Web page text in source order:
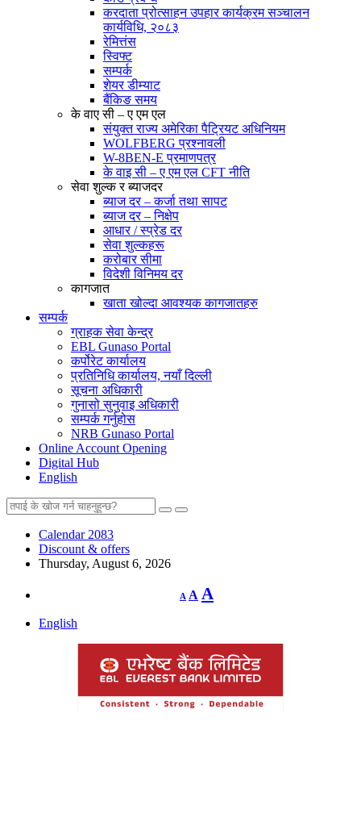
करदाता प्रोत्साहन उपहार कार्यक्रम सञ्चालन
कार्यविधि, २०८३
रेमित्तंस
स्विफ्ट
सम्पर्क
शेयर डीम्याट
बैंकिङ समय
के वाए सी – ए एम एल
संयुक्त राज्य अमेरिका पैट्रियट अधिनियम
WOLFBERG प्रश्नावली
W-8BEN-E प्रमाणपत्र
के वाइ सी – ए एम एल CFT नीति
सेवा शुल्क र ब्याजदर
ब्याज दर – कर्जा तथा सापट
ब्याज दर – निक्षेप
आधार / स्प्रेड दर
सेवा शुल्कहरू
करोबार सीमा
विदेशी विनिमय दर
कागजात
खाता खोल्दा आवश्यक कागजातहरु
सम्पर्क
ग्राहक सेवा केन्द्र
EBL Gunaso Portal
कर्पोरेट कार्यालय
प्रतिनिधि कार्यालय, नयाँ दिल्ली
सूचना अधिकारी
गुनासो सुनुवाइ अधिकारी
सम्पर्क गर्नुहोस
NRB Gunaso Portal
Online Account Opening
Digital Hub
English
Calendar 2083
Discount & offers
Thursday, August 6, 2026
A
Decrease
font
A Reset
font
A
English